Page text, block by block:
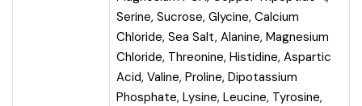
Serine, Sucrose, Glycine, Calcium
Chloride, Sea Salt, Alanine, Magnesium
Chloride, Threonine, Histidine, Aspartic
Acid, Valine, Proline, Dipotassium
Phosphate, Lysine, Leucine, Tyrosine,